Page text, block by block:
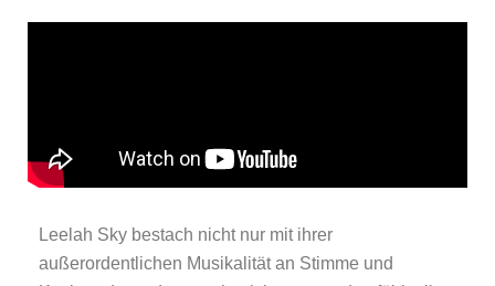
Leelah Sky bestach nicht nur mit ihrer
außerordentlichen Musikalität an Stimme und